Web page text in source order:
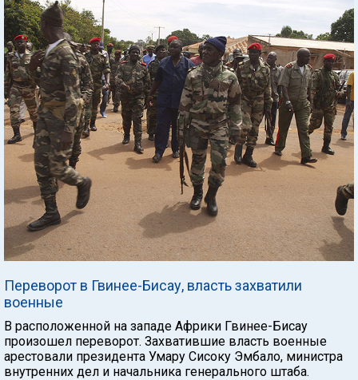
Переворот в Гвинее-Бисау, власть захватили
военные
В расположенной на западе Африки Гвинее-Бисау
произошел переворот. Захватившие власть военные
арестовали президента Умару Сисоку Эмбало, министра
внутренних дел и начальника генерального штаба.